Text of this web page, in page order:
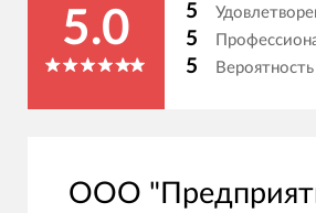
5.0 5
5
5
ООО